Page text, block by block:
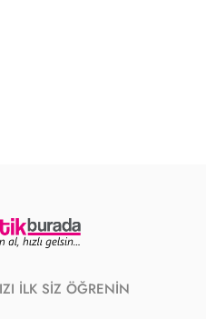
İLK SİZ ÖĞRENİN